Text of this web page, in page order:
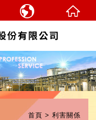
首頁 利害關係